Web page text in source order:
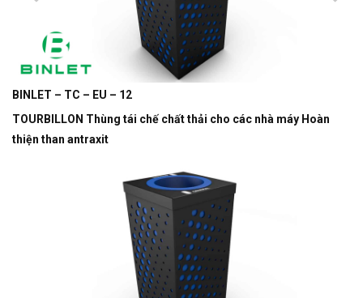
BINLET – TC – EU – 12
TOURBILLON Thùng tái chế chất thải cho các nhà máy Hoàn
thiện than antraxit